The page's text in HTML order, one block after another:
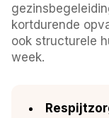
kortdurende
ook structurele
week.